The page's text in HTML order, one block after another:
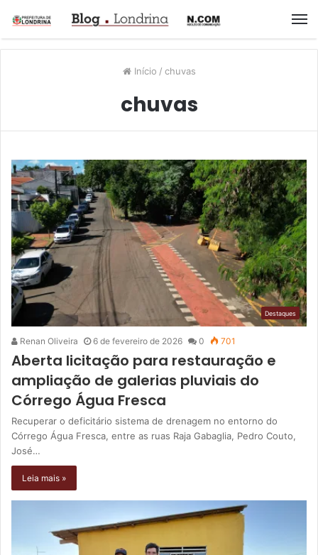
Início / chuvas
chuvas
Destaques
Renan Oliveira 6 de fevereiro de 2026 0 701
Aberta licitação para restauração e
ampliação de galerias pluviais do
Córrego Água Fresca
Recuperar o deficitário sistema de drenagem no entorno do
Córrego Água Fresca, entre as ruas Raja Gabaglia, Pedro Couto,
José…
Leia mais »